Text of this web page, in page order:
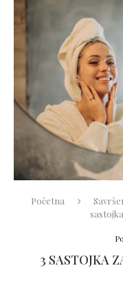
Početna
3 SASTOJKA